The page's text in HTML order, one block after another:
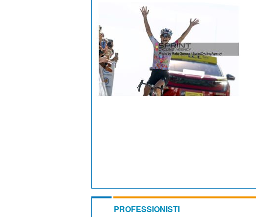
PROFESSIONISTI